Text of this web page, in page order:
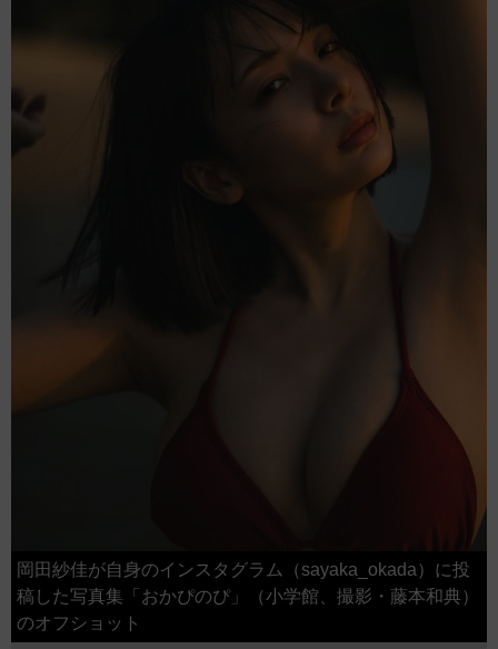
岡田紗佳が自身のインスタグラム（sayaka_okada）に投
稿した写真集「おかぴのぴ」（小学館、撮影・藤本和典）
のオフショット